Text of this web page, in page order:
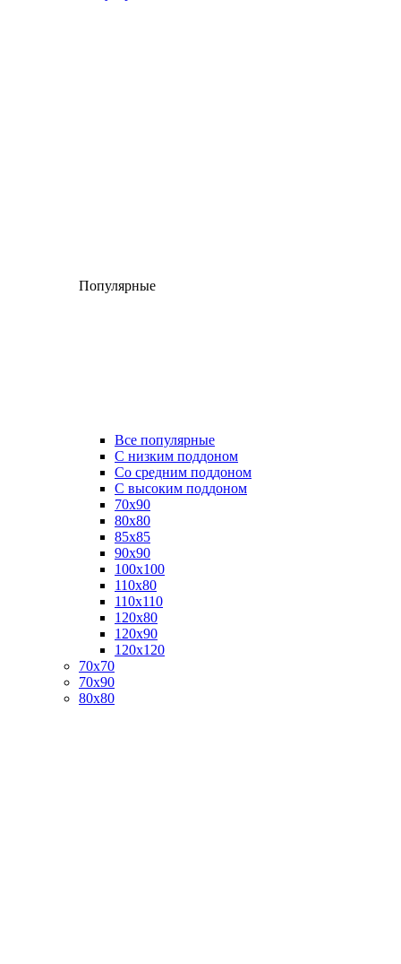
Популярные
Все популярные
C низким поддоном
Со средним поддоном
С высоким поддоном
70х90
80х80
85х85
90х90
100х100
110х80
110х110
120х80
120х90
120х120
70х70
70х90
80х80